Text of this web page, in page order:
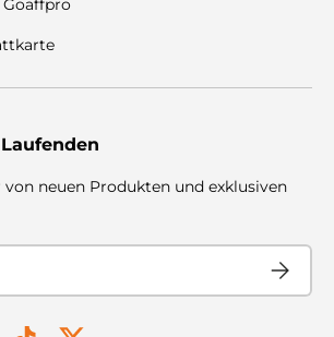
von neuen Produkten und exklusiven